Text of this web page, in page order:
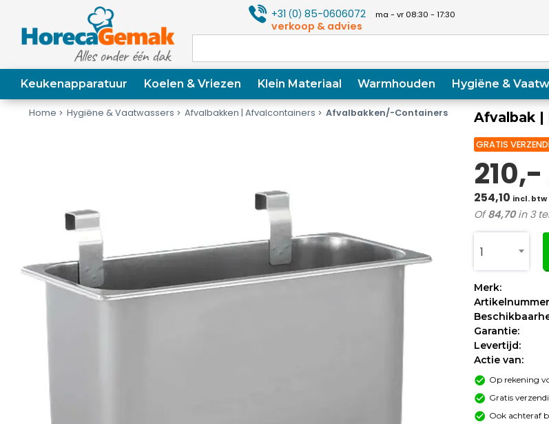
+31(0) 85-0606072 ma - vr 08:30 - 17:30
verkoop & advies
Keukenapparatuur Koelen & Vriezen Klein Materiaal Warmhouden Hygiëne &
Home Hygiëne & Vaatwassers Afvalbakken | Afvalcontainers Afvalbakken/-Containers Afvalbak |
GRATIS
210,-
254,10 incl. btw
Of84,70in 3
1
Merk:
Garantie:
Levertijd:
Actie van:
Op rekening
Gratis
Ook achteraf